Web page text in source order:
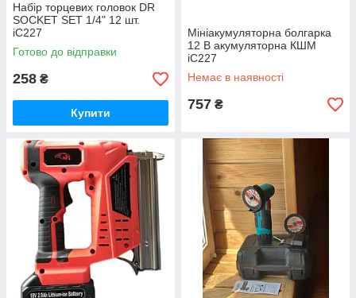
Набір торцевих головок DR
SOCKET SET 1/4" 12 шт.
iC227
Готово до відправки
258 ₴
Купити
Мініакумуляторна болгарка
12 В акумуляторна КШМ
iC227
Немає в наявності
757 ₴